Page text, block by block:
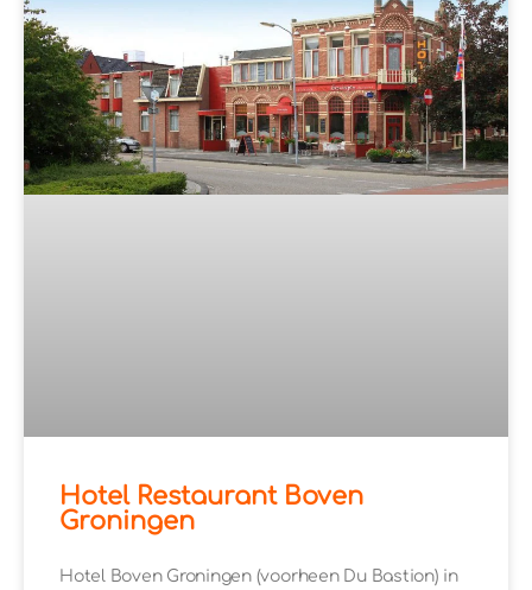
Hotel Restaurant Boven
Groningen
Hotel Boven Groningen (voorheen Du Bastion) in